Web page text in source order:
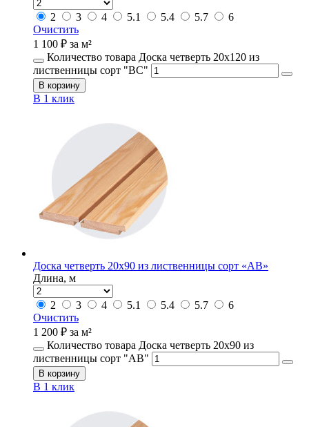
2 3 4 5.1 5.4 5.7
6
Очистить
1 100 ₽ за м²
Количество товара Доска четверть 20х120 из
лиственницы сорт "ВС"
В корзину
В 1 клик
Доска четверть 20х90 из лиственницы сорт «АВ»
Длина, м
2 3 4 5.1 5.4 5.7
6
Очистить
1 200 ₽ за м²
Количество товара Доска четверть 20х90 из
лиственницы сорт "АВ"
В корзину
В 1 клик